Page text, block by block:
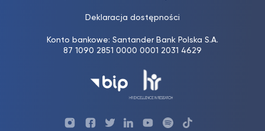
Deklaracja dostępności
Konto bankowe: Santander Bank Polska S.A.
87 1090 2851 0000 0001 2031 4629
Profil ProfilProfilProfil UKSWProfilUKSW